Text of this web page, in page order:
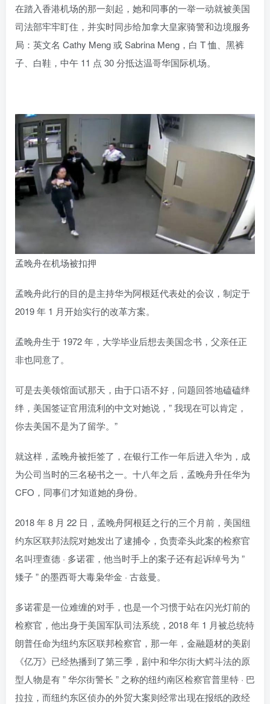
在踏入香港机场的那一刻起，她和同事的一举一动就被美国
司法部牢牢盯住，并实时同步给加拿大皇家骑警和边境服务
局：英文名 Cathy Meng 或 Sabrina Meng，白 T 恤、黑裤
子、白鞋，中午 11 点 30 分抵达温哥华国际机场。
孟晚舟在机场被扣押
孟晚舟此行的目的是主持华为阿根廷代表处的会议，制定于
2019 年 1 月开始实行的改革方案。
孟晚舟生于 1972 年，大学毕业后想去美国念书，父亲任正
非也同意了。
可是去美领馆面试那天，由于口语不好，问题回答地磕磕绊
绊，美国签证官用流利的中文对她说，” 我现在可以肯定，
你去美国不是为了留学。”
就这样，孟晚舟被拒签了，在银行工作一年后进入华为，成
为公司当时的三名秘书之一。十八年之后，孟晚舟升任华为
CFO，同事们才知道她的身份。
2018 年 8 月 22 日，孟晚舟阿根廷之行的三个月前，美国纽
约东区联邦法院对她发出了逮捕令，负责牵头此案的检察官
名叫理查德 · 多诺霍，他当时手上的案子还有起诉绰号为 ”
矮子 ” 的墨西哥大毒枭华金 · 古兹曼。
多诺霍是一位难缠的对手，也是一个习惯于站在闪光灯前的
检察官，他出身于美国军队司法系统，2018 年 1 月被总统特
朗普任命为纽约东区联邦检察官，那一年，金融题材的美剧
《亿万》已经热播到了第三季，剧中和华尔街大鳄斗法的原
型人物是有 ” 华尔街警长 ” 之称的纽约南区检察官普里特 · 巴
拉拉，而纽约东区侦办的外贸大案则经常出现在报纸的政经